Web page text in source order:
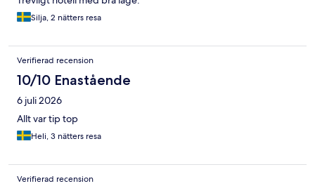
Silja, 2 nätters resa
Verifierad recension
10/10 Enastående
6 juli 2026
Allt var tip top
Heli, 3 nätters resa
Verifierad recension